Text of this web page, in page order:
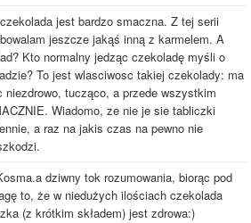
jest bardzo smaczna. Z tej serii
jeszcze jakąś inną z karmelem. A
Kto normalny jedząc czekoladę myśli o
To jest wlasciwosc takiej czekolady: ma
niezdrowo, tucząco, a przede wszystkim
Wiadomo, ze nie je sie tabliczki
a raz na jakis czas na pewno nie
dziwny tok rozumowania, biorąc pod
to, że w niedużych ilościach czekolada
(z krótkim składem) jest zdrowa:)